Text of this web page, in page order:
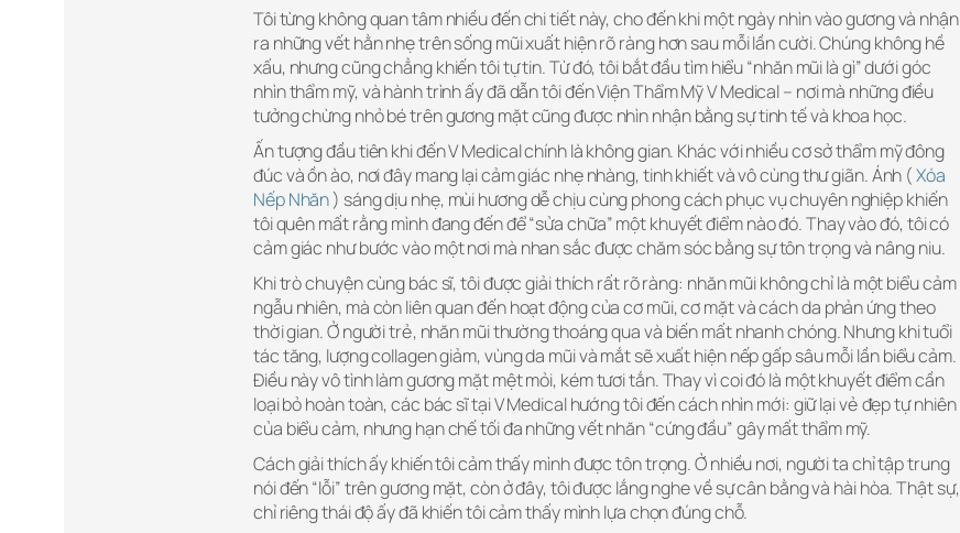
Tôi từng không quan tâm nhiều đến chi tiết này, cho đến khi một ngày nhìn vào gương và nhận
ra những vết hằn nhẹ trên sống mũi xuất hiện rõ ràng hơn sau mỗi lần cười. Chúng không hề
xấu, nhưng cũng chẳng khiến tôi tự tin. Từ đó, tôi bắt đầu tìm hiểu “nhăn mũi là gì” dưới góc
nhìn thẩm mỹ, và hành trình ấy đã dẫn tôi đến Viện Thẩm Mỹ V Medical – nơi mà những điều
tưởng chừng nhỏ bé trên gương mặt cũng được nhìn nhận bằng sự tinh tế và khoa học.
Ấn tượng đầu tiên khi đến V Medical chính là không gian. Khác với nhiều cơ sở thẩm mỹ đông
đúc và ồn ào, nơi đây mang lại cảm giác nhẹ nhàng, tinh khiết và vô cùng thư giãn. Ánh (Xóa
Nếp Nhăn) sáng dịu nhẹ, mùi hương dễ chịu cùng phong cách phục vụ chuyên nghiệp khiến
tôi quên mất rằng mình đang đến để “sửa chữa” một khuyết điểm nào đó. Thay vào đó, tôi có
cảm giác như bước vào một nơi mà nhan sắc được chăm sóc bằng sự tôn trọng và nâng niu.
Khi trò chuyện cùng bác sĩ, tôi được giải thích rất rõ ràng: nhăn mũi không chỉ là một biểu cảm
ngẫu nhiên, mà còn liên quan đến hoạt động của cơ mũi, cơ mặt và cách da phản ứng theo
thời gian. Ở người trẻ, nhăn mũi thường thoáng qua và biến mất nhanh chóng. Nhưng khi tuổi
tác tăng, lượng collagen giảm, vùng da mũi và mắt sẽ xuất hiện nếp gấp sâu mỗi lần biểu cảm.
Điều này vô tình làm gương mặt mệt mỏi, kém tươi tắn. Thay vì coi đó là một khuyết điểm cần
loại bỏ hoàn toàn, các bác sĩ tại V Medical hướng tôi đến cách nhìn mới: giữ lại vẻ đẹp tự nhiên
của biểu cảm, nhưng hạn chế tối đa những vết nhăn “cứng đầu” gây mất thẩm mỹ.
Cách giải thích ấy khiến tôi cảm thấy mình được tôn trọng. Ở nhiều nơi, người ta chỉ tập trung
nói đến “lỗi” trên gương mặt, còn ở đây, tôi được lắng nghe về sự cân bằng và hài hòa. Thật sự,
chỉ riêng thái độ ấy đã khiến tôi cảm thấy mình lựa chọn đúng chỗ.